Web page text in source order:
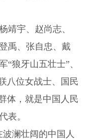
宇、赵尚志、
禹、张自忠、戴
“狼牙山五壮士”、
八位女战士、国民
体，就是中国人民
表。
澜壮阔的中国人